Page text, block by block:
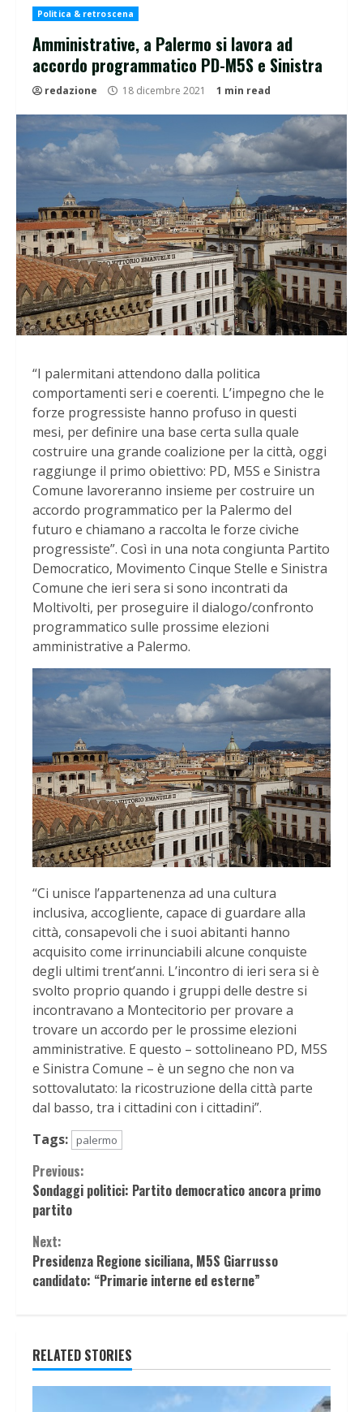
Politica & retroscena
Amministrative, a Palermo si lavora ad
accordo programmatico PD-M5S e Sinistra
redazione 18 dicembre 2021 1 min read
“I palermitani attendono dalla politica
comportamenti seri e coerenti. L’impegno che le
forze progressiste hanno profuso in questi
mesi, per definire una base certa sulla quale
costruire una grande coalizione per la città, oggi
raggiunge il primo obiettivo: PD, M5S e Sinistra
Comune lavoreranno insieme per costruire un
accordo programmatico per la Palermo del
futuro e chiamano a raccolta le forze civiche
progressiste”. Così in una nota congiunta Partito
Democratico, Movimento Cinque Stelle e Sinistra
Comune che ieri sera si sono incontrati da
Moltivolti, per proseguire il dialogo/confronto
programmatico sulle prossime elezioni
amministrative a Palermo.
“Ci unisce l’appartenenza ad una cultura
inclusiva, accogliente, capace di guardare alla
città, consapevoli che i suoi abitanti hanno
acquisito come irrinunciabili alcune conquiste
degli ultimi trent’anni. L’incontro di ieri sera si è
svolto proprio quando i gruppi delle destre si
incontravano a Montecitorio per provare a
trovare un accordo per le prossime elezioni
amministrative. E questo – sottolineano PD, M5S
e Sinistra Comune – è un segno che non va
sottovalutato: la ricostruzione della città parte
dal basso, tra i cittadini con i cittadini”.
Tags:
palermo
Continue
Reading
Previous:
Sondaggi politici: Partito democratico ancora primo
partito
Next:
Presidenza Regione siciliana, M5S Giarrusso
candidato: “Primarie interne ed esterne”
RELATED STORIES